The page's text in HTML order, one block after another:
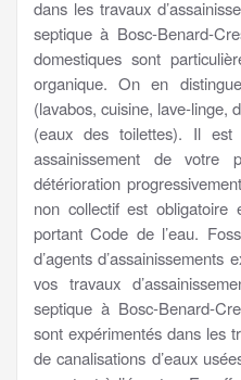
dans les travaux
septique à Bosc-Benard-
domestiques sont
organique. On en
(lavabos, cuisine, lave-linge,
(eaux des toilettes). Il
assainissement de votre
détérioration
non collectif est
portant Code de l’eau.
d’agents d’assainissements
vos travaux
septique à Bosc-Benard-
sont expérimentés dans les
de canalisations d’eaux